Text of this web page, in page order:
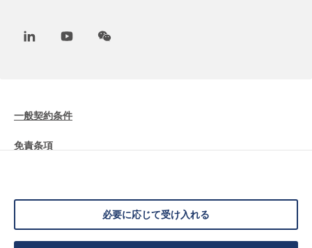
必要に応じて受け入れる
LinkedInYoutubeWeChat
一般契約条件
免責条項
データ保護